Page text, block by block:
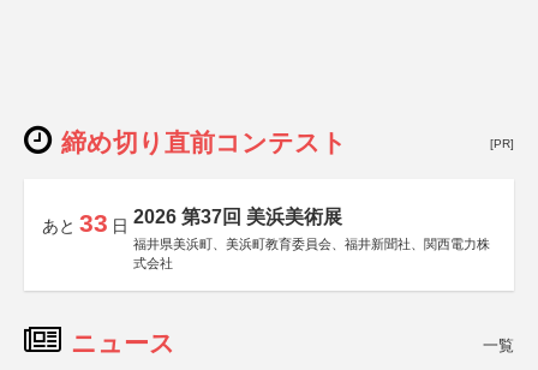
締め切り直前コンテスト [PR]
あと 33 日 2026 第37回 美浜美術展
福井県美浜町、美浜町教育委員会、福井新聞社、関西電力株
式会社
ニュース 一覧